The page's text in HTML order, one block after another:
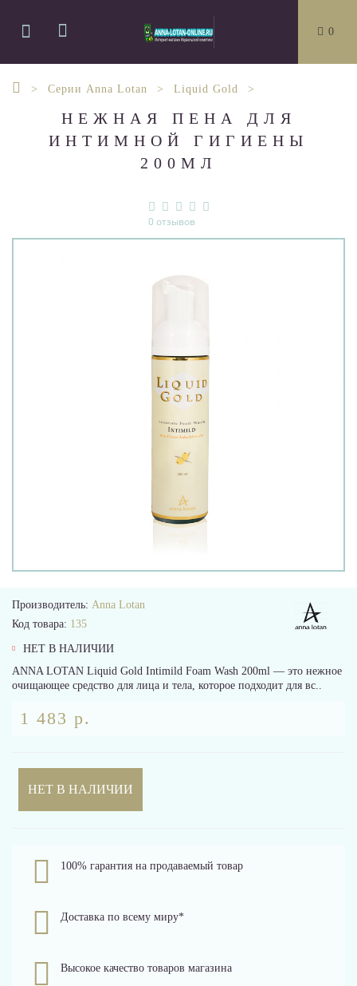
0
Серии Anna Lotan Liquid Gold
НЕЖНАЯ ПЕНА ДЛЯ
ИНТИМНОЙ ГИГИЕНЫ
200МЛ
0 отзывов
Производитель: Anna Lotan
Код товара: 135
НЕТ В НАЛИЧИИ
ANNA LOTAN Liquid Gold Intimild Foam Wash 200ml — это нежное
очищающее средство для лица и тела, которое подходит для вс..
1 483 р.
НЕТ В НАЛИЧИИ
100% гарантия на продаваемый товар
Доставка по всему миру*
Высокое качество товаров магазина